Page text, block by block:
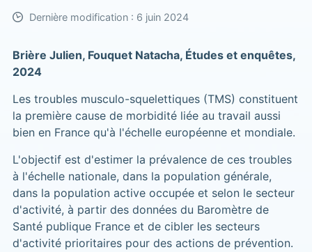
Dernière modification : 6 juin 2024
Brière Julien, Fouquet Natacha, Études et enquêtes,
2024
Les troubles musculo-squelettiques (TMS) constituent
la première cause de morbidité liée au travail aussi
bien en France qu'à l'échelle européenne et mondiale.
L'objectif est d'estimer la prévalence de ces troubles
à l'échelle nationale, dans la population générale,
dans la population active occupée et selon le secteur
d'activité, à partir des données du Baromètre de
Santé publique France et de cibler les secteurs
d'activité prioritaires pour des actions de prévention.